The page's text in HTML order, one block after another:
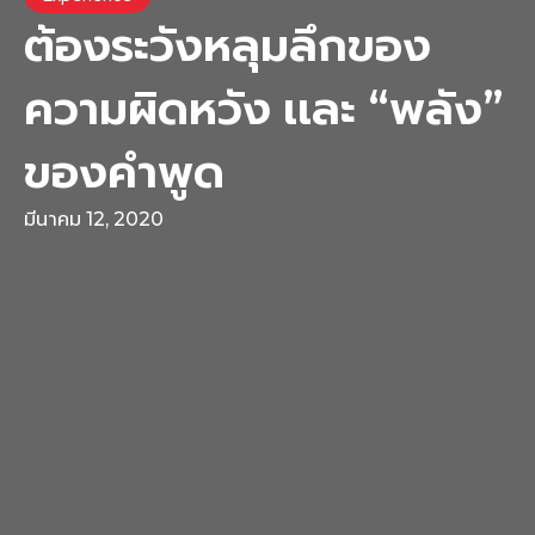
ต้องระวังหลุมลึกของ
ความผิดหวัง เเละ “พลัง”
ของคำพูด
มีนาคม 12, 2020